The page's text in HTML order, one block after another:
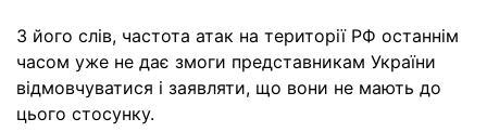
З його слів, частота атак на території РФ останнім
часом уже не дає змоги представникам України
відмовчуватися і заявляти, що вони не мають до
цього стосунку.